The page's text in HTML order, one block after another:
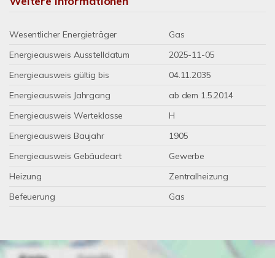
Wesentlicher Energieträger
Gas
Energieausweis Ausstelldatum
2025-11-05
Energieausweis gültig bis
04.11.2035
Energieausweis Jahrgang
ab dem 1.5.2014
Energieausweis Werteklasse
H
Energieausweis Baujahr
1905
Energieausweis Gebäudeart
Gewerbe
Heizung
Zentralheizung
Befeuerung
Gas